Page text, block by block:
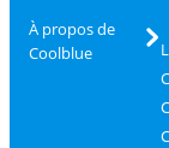
À propos de
Coolblue